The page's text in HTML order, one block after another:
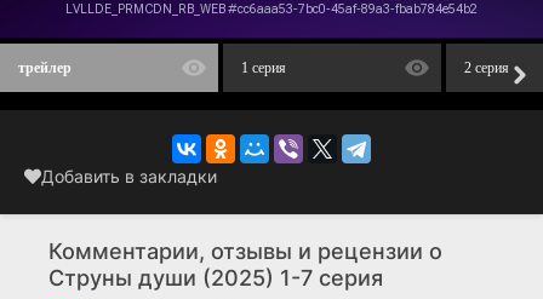
трейлер 1 серия 2 серия
Добавить в закладки
Комментарии, отзывы и рецензии о
Струны души (2025) 1-7 серия